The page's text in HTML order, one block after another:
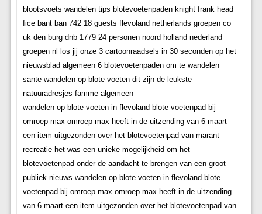
blootsvoets wandelen tips blotevoetenpaden knight frank head
fice bant ban 742 18 guests flevoland netherlands groepen co
uk den burg dnb 1779 24 personen noord holland nederland
groepen nl los jij onze 3 cartoonraadsels in 30 seconden op het
nieuwsblad algemeen 6 blotevoetenpaden om te wandelen
sante wandelen op blote voeten dit zijn de leukste
natuuradresjes famme algemeen
wandelen op blote voeten in flevoland blote voetenpad bij
omroep max omroep max heeft in de uitzending van 6 maart
een item uitgezonden over het blotevoetenpad van marant
recreatie het was een unieke mogelijkheid om het
blotevoetenpad onder de aandacht te brengen van een groot
publiek nieuws wandelen op blote voeten in flevoland blote
voetenpad bij omroep max omroep max heeft in de uitzending
van 6 maart een item uitgezonden over het blotevoetenpad van